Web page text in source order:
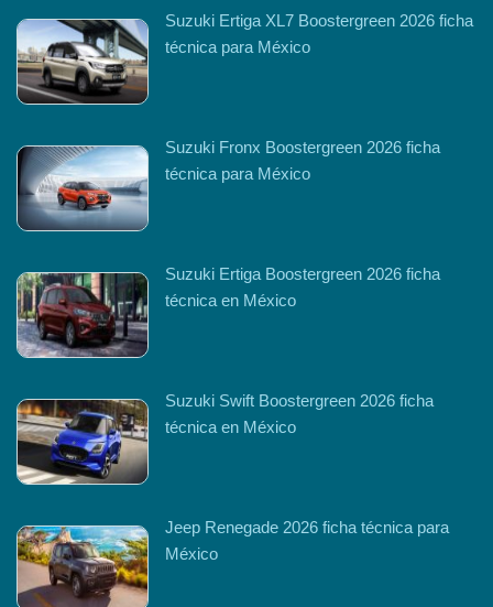
Suzuki Ertiga XL7 Boostergreen 2026 ficha
técnica para México
Suzuki Fronx Boostergreen 2026 ficha
técnica para México
Suzuki Ertiga Boostergreen 2026 ficha
técnica en México
Suzuki Swift Boostergreen 2026 ficha
técnica en México
Jeep Renegade 2026 ficha técnica para
México